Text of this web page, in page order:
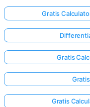
Gratis
Gratis
Gratis